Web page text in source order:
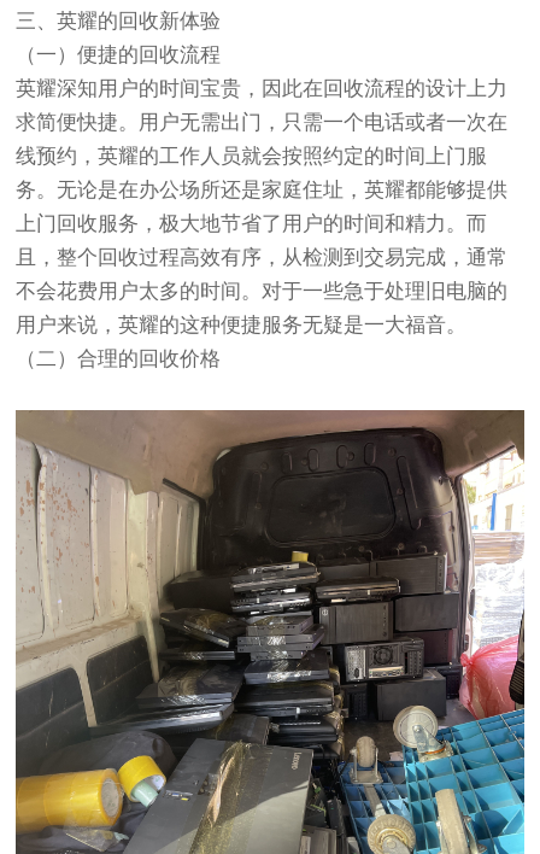
三、英耀的回收新体验
（一）便捷的回收流程
英耀深知用户的时间宝贵，因此在回收流程的设计上力
求简便快捷。用户无需出门，只需一个电话或者一次在
线预约，英耀的工作人员就会按照约定的时间上门服
务。无论是在办公场所还是家庭住址，英耀都能够提供
上门回收服务，极大地节省了用户的时间和精力。而
且，整个回收过程高效有序，从检测到交易完成，通常
不会花费用户太多的时间。对于一些急于处理旧电脑的
用户来说，英耀的这种便捷服务无疑是一大福音。
（二）合理的回收价格